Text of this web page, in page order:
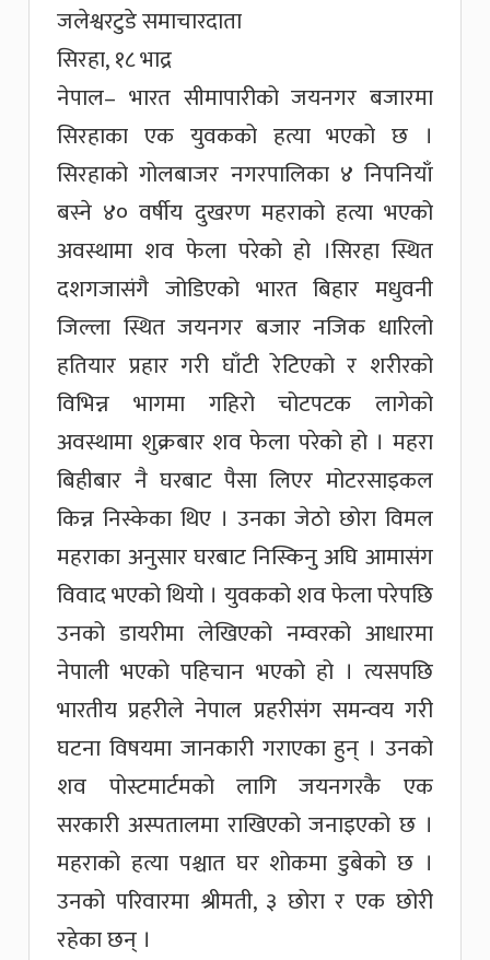
जलेश्वरटुडे समाचारदाता
सिरहा, १८ भाद्र
नेपाल– भारत सीमापारीको जयनगर बजारमा
सिरहाका एक युवकको हत्या भएको छ ।
सिरहाको गोलबाजर नगरपालिका ४ निपनियाँ
बस्ने ४० वर्षीय दुखरण महराको हत्या भएको
अवस्थामा शव फेला परेको हो ।सिरहा स्थित
दशगजासंगै जोडिएको भारत बिहार मधुवनी
जिल्ला स्थित जयनगर बजार नजिक धारिलो
हतियार प्रहार गरी घाँटी रेटिएको र शरीरको
विभिन्न भागमा गहिरो चोटपटक लागेको
अवस्थामा शुक्रबार शव फेला परेको हो । महरा
बिहीबार नै घरबाट पैसा लिएर मोटरसाइकल
किन्न निस्केका थिए । उनका जेठो छोरा विमल
महराका अनुसार घरबाट निस्किनु अघि आमासंग
विवाद भएको थियो । युवकको शव फेला परेपछि
उनको डायरीमा लेखिएको नम्वरको आधारमा
नेपाली भएको पहिचान भएको हो । त्यसपछि
भारतीय प्रहरीले नेपाल प्रहरीसंग समन्वय गरी
घटना विषयमा जानकारी गराएका हुन् । उनको
शव पोस्टमार्टमको लागि जयनगरकै एक
सरकारी अस्पतालमा राखिएको जनाइएको छ ।
महराको हत्या पश्चात घर शोकमा डुबेको छ ।
उनको परिवारमा श्रीमती, ३ छोरा र एक छोरी
रहेका छन् ।